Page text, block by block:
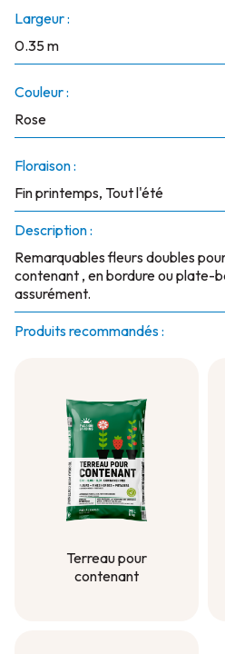
Largeur :
0.35 m
Couleur :
Rose
Floraison :
Fin printemps, Tout l'été
Description :
Remarquables fleurs doubles
contenant , en bordure ou plate-
assurément.
Produits recommandés :
Terreau pour
contenant